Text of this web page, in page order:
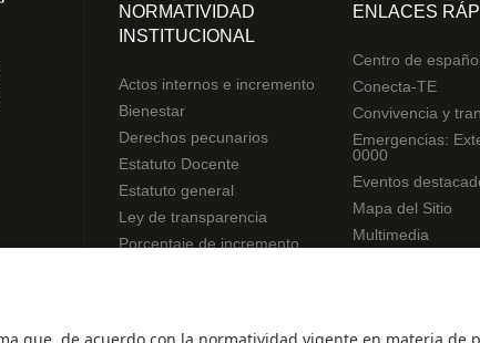
NORMATIVIDAD
INSTITUCIONAL
Actos internos e incremento
Bienestar
Derechos pecunarios
Estatuto Docente
Estatuto general
Ley de transparencia
Porcentaje de incremento
ENLACES
Centro de
Conecta-TE
Convivencia y
Emergencias:
0000
Eventos
Mapa del Sitio
Multimedia